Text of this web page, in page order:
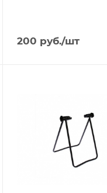
200 руб./шт